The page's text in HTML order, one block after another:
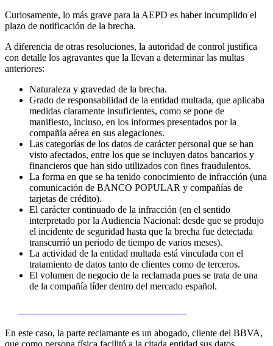
Curiosamente, lo más grave para la AEPD es haber incumplido el
plazo de notificación de la brecha.
A diferencia de otras resoluciones, la autoridad de control justifica
con detalle los agravantes que la llevan a determinar las multas
anteriores:
Naturaleza y gravedad de la brecha.
Grado de responsabilidad de la entidad multada, que aplicaba
medidas claramente insuficientes, como se pone de
manifiesto, incluso, en los informes presentados por la
compañía aérea en sus alegaciones.
Las categorías de los datos de carácter personal que se han
visto afectados, entre los que se incluyen datos bancarios y
financieros que han sido utilizados con fines fraudulentos.
La forma en que se ha tenido conocimiento de infracción (una
comunicación de BANCO POPULAR y compañías de
tarjetas de crédito).
El carácter continuado de la infracción (en el sentido
interpretado por la Audiencia Nacional: desde que se produjo
el incidente de seguridad hasta que la brecha fue detectada
transcurrió un periodo de tiempo de varios meses).
La actividad de la entidad multada está vinculada con el
tratamiento de datos tanto de clientes como de terceros.
El volumen de negocio de la reclamada pues se trata de una
de la compañía líder dentro del mercado español.
En este caso, la parte reclamante es un abogado, cliente del BBVA,